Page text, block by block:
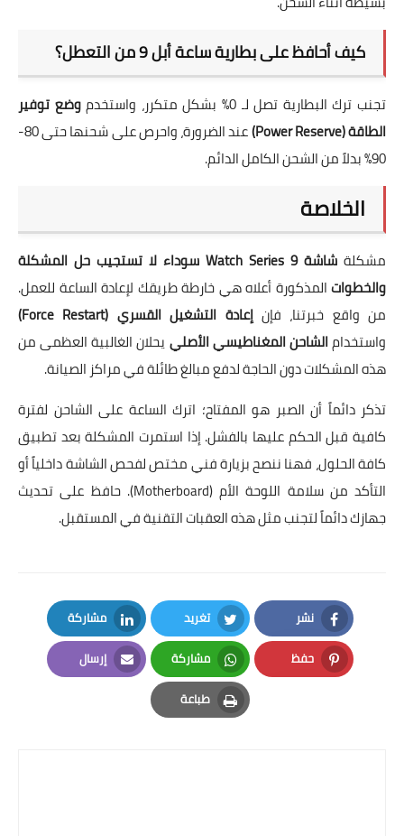
كيف أحافظ على بطارية ساعة أبل 9 من التعطل؟
تجنب ترك البطارية تصل لـ 0% بشكل متكرر، واستخدم
وضع توفير
الطاقة (Power Reserve)
عند الضرورة، واحرص على شحنها حتى 80-
90% بدلاً من الشحن الكامل الدائم.
الخلاصة
مشكلة
شاشة Watch Series 9 سوداء لا تستجيب حل المشكلة
والخطواتالمذكورة أعلاه هي خارطة طريقك لإعادة الساعة للعمل.
من واقع خبرتنا، فإنإعادة التشغيل القسري (Force Restart)
واستخدامالشاحن المغناطيسي الأصلييحلان الغالبية العظمى من
هذه المشكلات دون الحاجة لدفع مبالغ طائلة في مراكز الصيانة.
تذكر دائماً أن الصبر هو المفتاح؛ اترك الساعة على الشاحن لفترة
كافية قبل الحكم عليها بالفشل. إذا استمرت المشكلة بعد تطبيق
كافة الحلول، فهنا ننصح بزيارة فني مختص لفحص الشاشة داخلياً أو
التأكد من سلامة اللوحة الأم (Motherboard). حافظ على تحديث
جهازك دائماً لتجنب مثل هذه العقبات التقنية في المستقبل.
نشر
Facebook
تغريد
Twitter
مشاركة
LinkedIn
حفظ
Pinterest
مشاركة
Whatsapp
إرسال
Email
طباعة
Print